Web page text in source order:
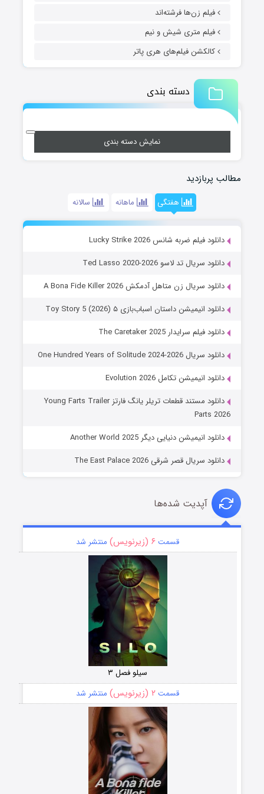
فیلم زن‌ها فرشته‌اند
فیلم متری شیش و نیم
کالکشن فیلم‌های هری پاتر
دسته بندی
نمایش دسته بندی
مطالب پربازدید
هفتگی ماهانه سالانه
دانلود فیلم ضربه شانس Lucky Strike 2026
دانلود سریال تد لاسو Ted Lasso 2020-2026
دانلود سریال زن متاهل آدمکش A Bona Fide Killer 2026
دانلود انیمیشن داستان اسباب‌بازی ۵ Toy Story 5 (2026)
دانلود فیلم سرایدار The Caretaker 2025
دانلود سریال One Hundred Years of Solitude 2024-2026
دانلود انیمیشن تکامل Evolution 2026
دانلود مستند قطعات تریلر یانگ فارتز Young Farts Trailer
Parts 2026
دانلود انیمیشن دنیایی دیگر Another World 2025
دانلود سریال قصر شرقی The East Palace 2026
آپدیت شده‌ها
قسمت ۶ (زیرنویس) منتشر شد
سیلو فصل ۳
قسمت ۲ (زیرنویس) منتشر شد